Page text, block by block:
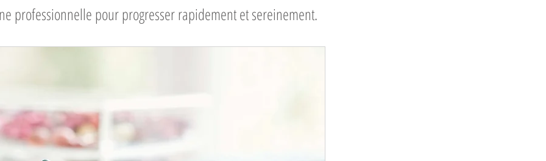
professionnelle pour progresser rapidement et sereinement.